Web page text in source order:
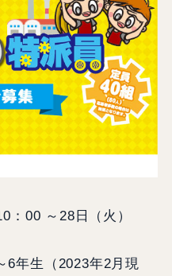
：00 ～28日（火）
6年生（2023年2月現